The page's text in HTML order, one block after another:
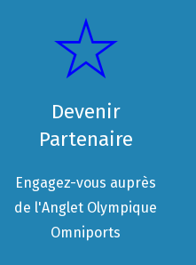
Devenir
Partenaire
Engagez-vous auprès
de l'Anglet Olympique
Omniports